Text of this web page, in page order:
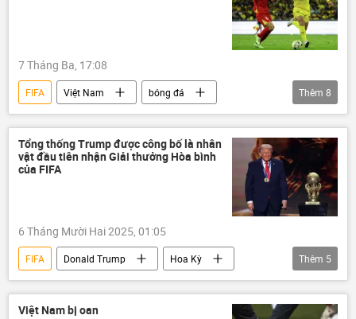
7 Tháng Ba, 17:08
FIFA Việt Nam
bóng đá
Malaysia
thông tin
Thế giới
AFC
Nepal
Châu Á
Thụy Sĩ
CAS
Thêm 8
Tổng thống Trump được công bố là nhân
vật đầu tiên nhận Giải thưởng Hòa bình
của FIFA
6 Tháng Mười Hai 2025, 01:05
FIFA Donald Trump
Hoa Kỳ
Thế giới
phương Tây
giải thưởng
bóng đá
Thêm 5
Việt Nam bị oan